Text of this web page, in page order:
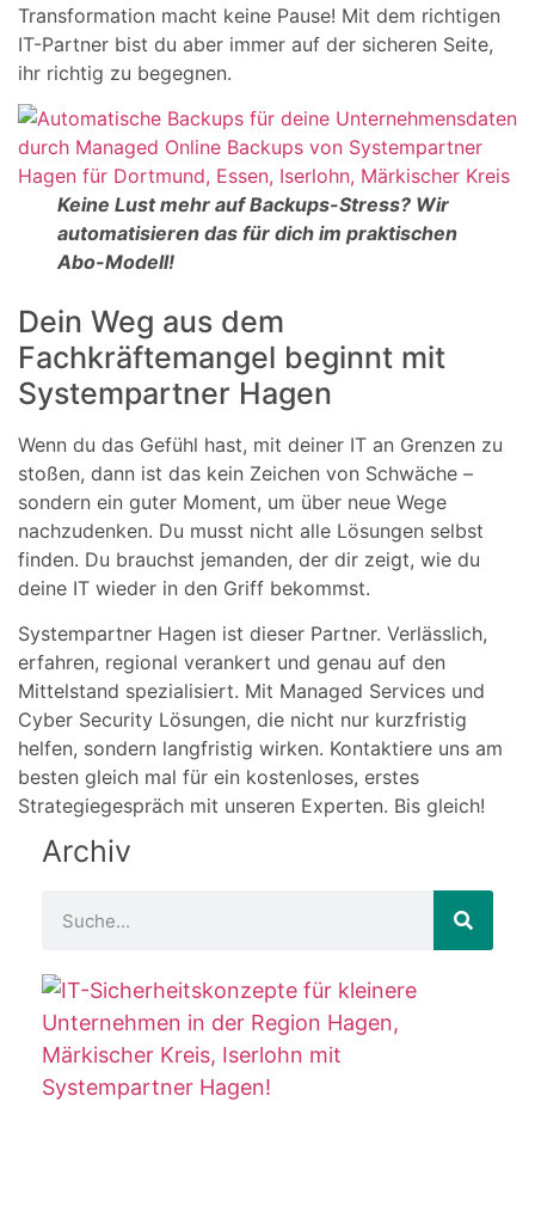
Transformation macht keine Pause! Mit dem richtigen
IT-Partner bist du aber immer auf der sicheren Seite,
ihr richtig zu begegnen.
Keine Lust mehr auf Backups-Stress? Wir
automatisieren das für dich im praktischen
Abo-Modell!
Dein Weg aus dem
Fachkräftemangel beginnt mit
Systempartner Hagen
Wenn du das Gefühl hast, mit deiner IT an Grenzen zu
stoßen, dann ist das kein Zeichen von Schwäche –
sondern ein guter Moment, um über neue Wege
nachzudenken. Du musst nicht alle Lösungen selbst
finden. Du brauchst jemanden, der dir zeigt, wie du
deine IT wieder in den Griff bekommst.
Systempartner Hagen ist dieser Partner. Verlässlich,
erfahren, regional verankert und genau auf den
Mittelstand spezialisiert. Mit Managed Services und
Cyber Security Lösungen, die nicht nur kurzfristig
helfen, sondern langfristig wirken. Kontaktiere uns am
besten gleich mal für ein kostenloses, erstes
Strategiegespräch mit unseren Experten. Bis gleich!
Archiv